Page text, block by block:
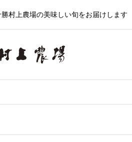
村上農場の美味しい旬をお届けします